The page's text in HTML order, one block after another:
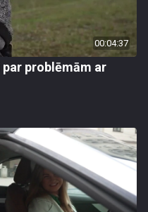
00:04:37
problēmām ar